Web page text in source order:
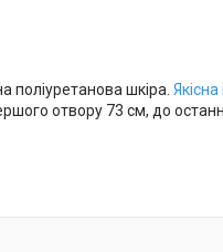
поліуретанова шкіра. Якісна
отвору 73 см, до